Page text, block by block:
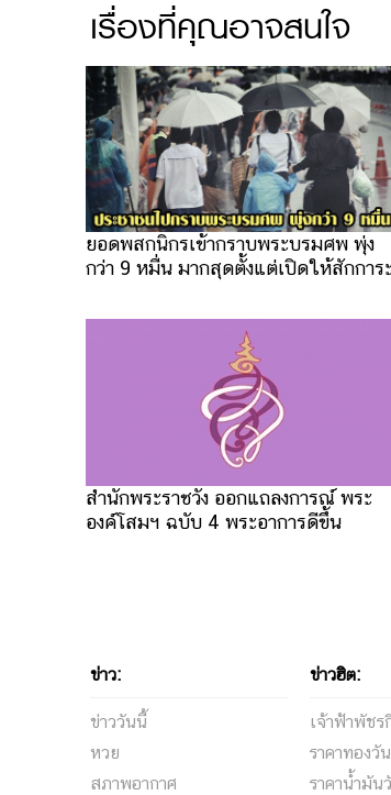
เรื่องที่คุณอาจสนใจ
ยอดพสกนิกรเข้ากราบพระบรมศพ พุ่ง
กว่า 9 หมื่น มากสุดตั้งแต่เปิดให้สักการ
สำนักพระราชวัง ออกแถลงการณ์ พระ
องค์โสมฯ ฉบับ 4 พระอาการดีขึ้น
ข่าว:
ข่าววันนี้
หวย
สภาพอากาศ
ข่าวฮิต:
เจ้าฟ้าพัชร
ราคาทองวั
ราคาน้ำมัน